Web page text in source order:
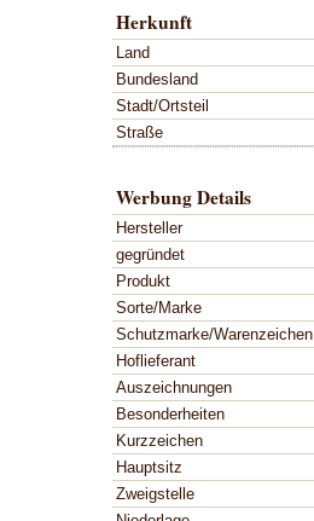
Herkunft
Land
Bundesland
Stadt/Ortsteil
Straße
Werbung Details
Hersteller
gegründet
Produkt
Sorte/Marke
Schutzmarke/Warenzeichen
Hoflieferant
Auszeichnungen
Besonderheiten
Kurzzeichen
Hauptsitz
Zweigstelle